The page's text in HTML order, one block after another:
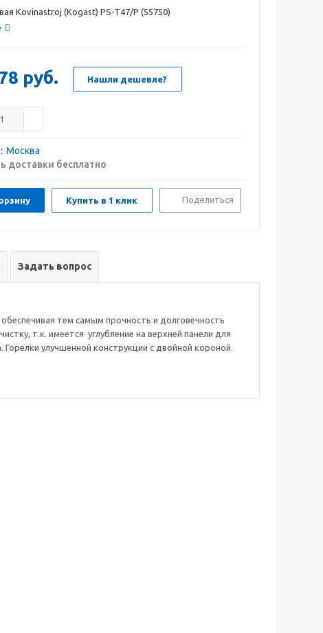
Kovinastroj (Kogast) PS-T47/P (55750)
руб. Нашли дешевле?
Москва
доставки бесплатно
Купить в 1 клик Поделиться
Задать вопрос
тем самым прочность и долговечность
т.к. имеется углубление на верхней панели для
Горелки улучшенной конструкции с двойной короной.